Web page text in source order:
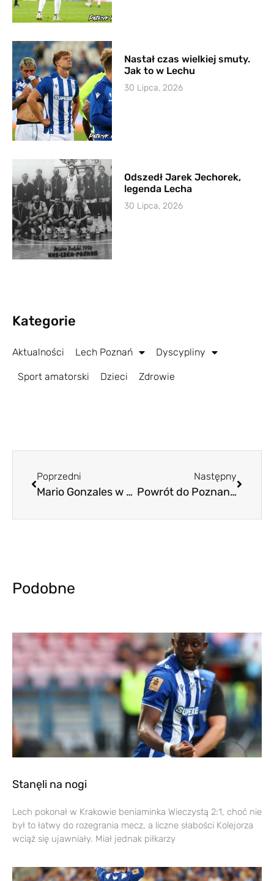
Nastał czas wielkiej smuty.
Jak to w Lechu
30 Lipca, 2026
Odszedł Jarek Jechorek,
legenda Lecha
30 Lipca, 2026
Kategorie
Aktualności Lech Poznań Dyscypliny
Sport amatorski Dzieci Zdrowie
Poprzedni
Mario Gonzales w Lechu do końca sezonu
Następny
Powrót do Poznania i do normalności
Podobne
Stanęli na nogi
Lech pokonał w Krakowie beniaminka Wieczystą 2:1, choć nie
był to łatwy do rozegrania mecz, a liczne słabości Kolejorza
wciąż się ujawniały. Miał jednak piłkarzy